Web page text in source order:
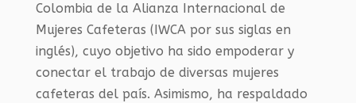
Colombia de la Alianza Internacional de
Mujeres Cafeteras (IWCA por sus siglas en
inglés), cuyo objetivo ha sido empoderar y
conectar el trabajo de diversas mujeres
cafeteras del país. Asimismo, ha respaldado